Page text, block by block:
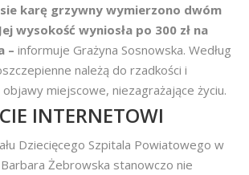
karę grzywny wymierzono dwóm
wysokość wyniosła po 300 zł na
– informuje Grażyna Sosnowska. Według
należą do rzadkości i
miejscowe, niezagrażające życiu.
INTERNETOWI
Dziecięcego Szpitala Powiatowego w
Żebrowska stanowczo nie